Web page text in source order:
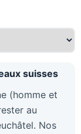
suisses
(homme et
au
Nos